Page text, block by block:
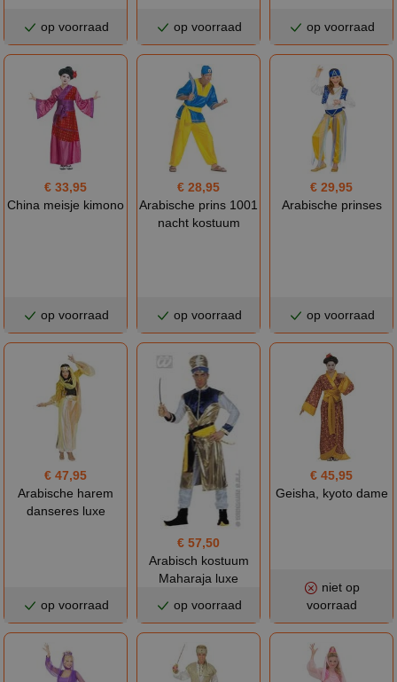
op voorraad op voorraad op voorraad
€ 33,95
China meisje kimono
op voorraad
€ 28,95
Arabische prins 1001
nacht kostuum
op voorraad
€ 29,95
Arabische prinses
op voorraad
€ 47,95
Arabische harem
danseres luxe
op voorraad
€ 57,50
Arabisch kostuum
Maharaja luxe
op voorraad
€ 45,95
Geisha, kyoto dame
niet op
voorraad